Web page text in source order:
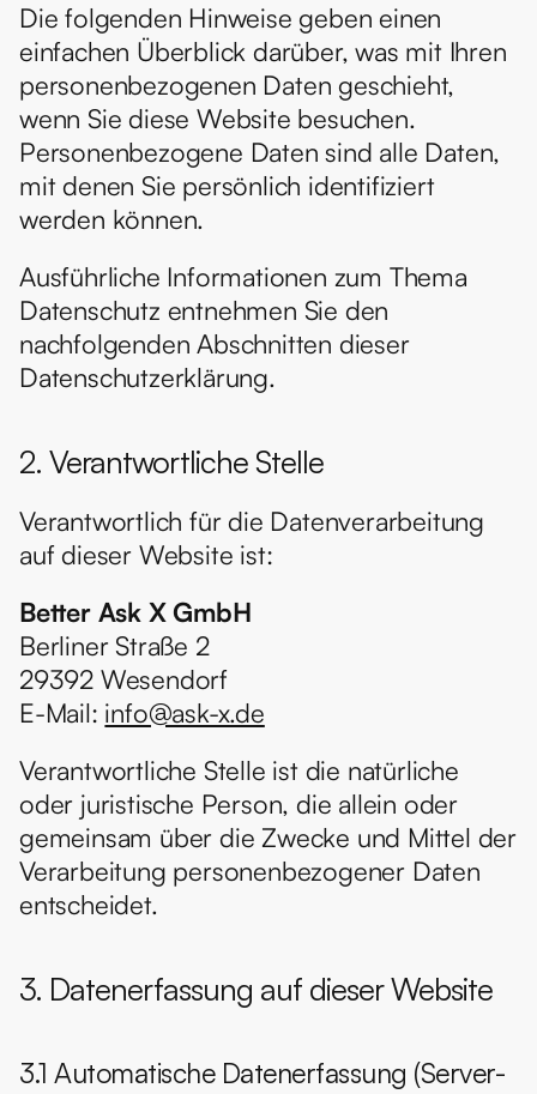
Die folgenden Hinweise geben einen
einfachen Überblick darüber, was mit Ihren
personenbezogenen Daten geschieht,
wenn Sie diese Website besuchen.
Personenbezogene Daten sind alle Daten,
mit denen Sie persönlich identifiziert
werden können.
Ausführliche Informationen zum Thema
Datenschutz entnehmen Sie den
nachfolgenden Abschnitten dieser
Datenschutzerklärung.
2. Verantwortliche Stelle
Verantwortlich für die Datenverarbeitung
auf dieser Website ist:
Better Ask X GmbH
Berliner Straße 2
29392 Wesendorf
E-Mail: info@ask-x.de
Verantwortliche Stelle ist die natürliche
oder juristische Person, die allein oder
gemeinsam über die Zwecke und Mittel der
Verarbeitung personenbezogener Daten
entscheidet.
3. Datenerfassung auf dieser Website
3.1 Automatische Datenerfassung (Server-